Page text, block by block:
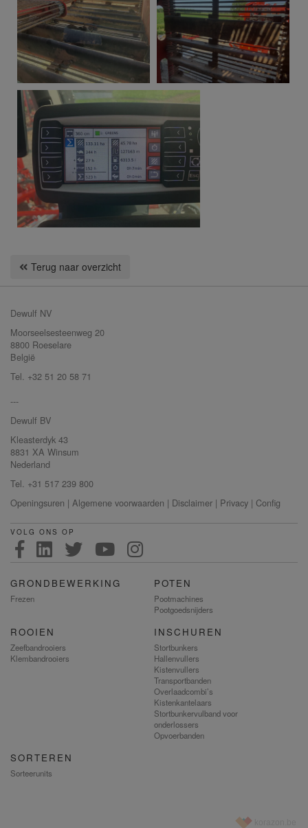
Terug naar overzicht
Dewulf NV
Moorseelsesteenweg 20
8800 Roeselare
België
Tel. +32 51 20 58 71
---
Dewulf BV
Kleasterdyk 43
8831 XA Winsum
Nederland
Tel. +31 517 239 800
Openingsuren | Algemene voorwaarden | Disclaimer | Privacy | Config
VOLG ONS OP
GRONDBEWERKING
Frezen
POTEN
Pootmachines
Pootgoedsnijders
ROOIEN
Zeefbandrooiers
Klembandrooiers
INSCHUREN
Stortbunkers
Hallenvullers
Kistenvullers
Transportbanden
Overlaadcombi’s
Kistenkantelaars
Stortbunkervulband voor
onderlossers
Opvoerbanden
SORTEREN
Sorteerunits